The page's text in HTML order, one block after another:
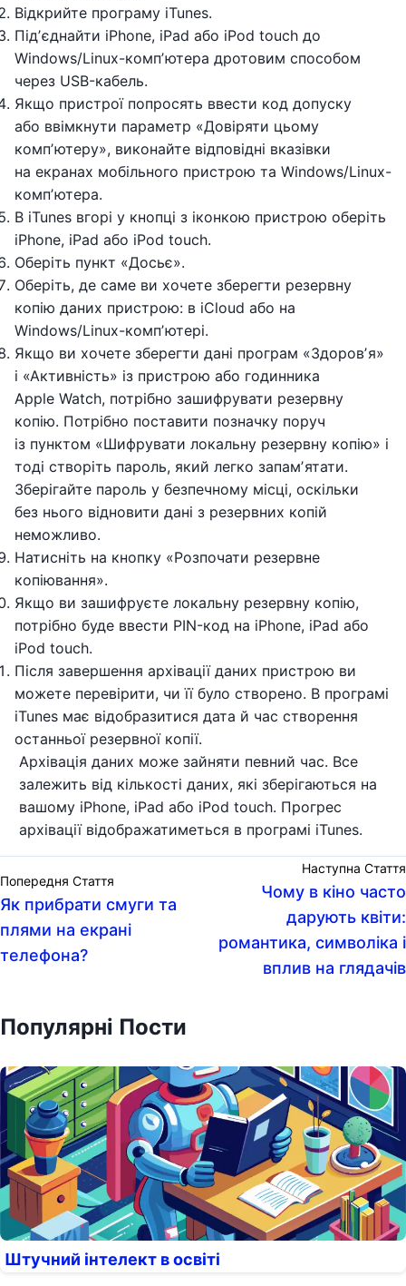
Відкрийте програму iTunes.
Підʼєднайти iPhone, iPad або iPod touch до
Windows/Linux-компʼютера дротовим способом
через USB-кабель.
Якщо пристрої попросять ввести код допуску
або ввімкнути параметр «Довіряти цьому
компʼютеру», виконайте відповідні вказівки
на екранах мобільного пристрою та Windows/Linux-
компʼютера.
В iTunes вгорі у кнопці з іконкою пристрою оберіть
iPhone, iPad або iPod touch.
Оберіть пункт «Досьє».
Оберіть, де саме ви хочете зберегти резервну
копію даних пристрою: в iCloud або на
Windows/Linux-компʼютері.
Якщо ви хочете зберегти дані програм «Здоровʼя»
і «Активність» із пристрою або годинника
Apple Watch, потрібно зашифрувати резервну
копію. Потрібно поставити позначку поруч
із пунктом «Шифрувати локальну резервну копію» і
тоді створіть пароль, який легко запамʼятати.
Зберігайте пароль у безпечному місці, оскільки
без нього відновити дані з резервних копій
неможливо.
Натисніть на кнопку «Розпочати резервне
копіювання».
Якщо ви зашифруєте локальну резервну копію,
потрібно буде ввести PIN-код на iPhone, iPad або
iPod touch.
Після завершення архівації даних пристрою ви
можете перевірити, чи її було створено. В програмі
iTunes має відобразитися дата й час створення
останньої резервної копії.
Архівація даних може зайняти певний час. Все
залежить від кількості даних, які зберігаються на
вашому iPhone, iPad або iPod touch. Прогрес
архівації відображатиметься в програмі iTunes.
Попередня Стаття
Як прибрати смуги та
плями на екрані
телефона?
Наступна Стаття
Чому в кіно часто
дарують квіти:
романтика, символіка і
вплив на глядачів
Популярні Пости
Штучний інтелект в освіті